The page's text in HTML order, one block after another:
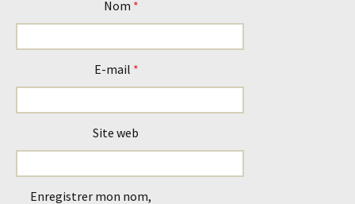
Nom *
E-mail *
Site web
Enregistrer mon nom,